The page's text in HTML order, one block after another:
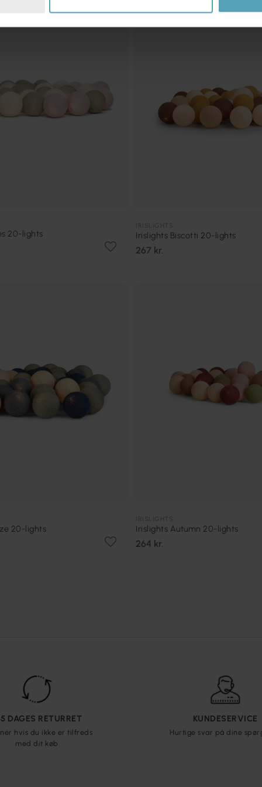
20-lights Irislights Biscotti 20-lights
267 kr.
20-lights Irislights Autumn 20-lights
264 kr.
DAGES RETURRET
hvis du ikke er tilfreds
med dit køb
KUNDESERVICE
Hurtige svar på dine